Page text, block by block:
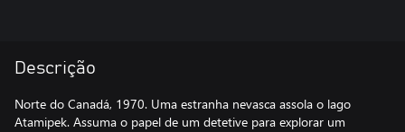
Descrição
Norte do Canadá, 1970. Uma estranha nevasca assola o lago
Atamipek. Assuma o papel de um detetive para explorar um